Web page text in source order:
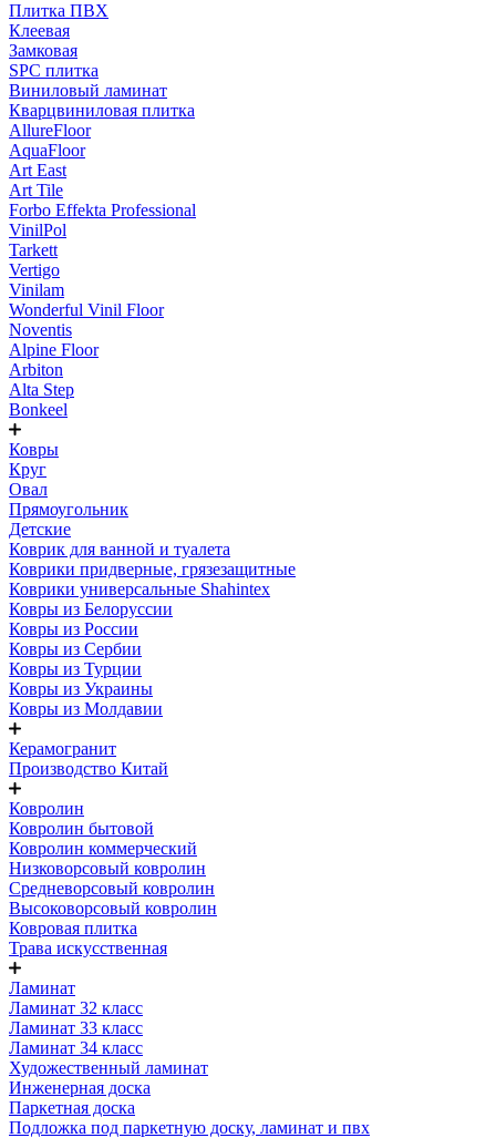
Плитка ПВХ
Клеевая
Замковая
SPC плитка
Виниловый ламинат
Кварцвиниловая плитка
AllureFloor
AquaFloor
Art East
Art Tile
Forbo Effekta Professional
VinilPol
Tarkett
Vertigo
Vinilam
Wonderful Vinil Floor
Noventis
Alpine Floor
Arbiton
Alta Step
Bonkeel
Ковры
Круг
Овал
Прямоугольник
Детские
Коврик для ванной и туалета
Коврики придверные, грязезащитные
Коврики универсальные Shahintex
Ковры из Белоруссии
Ковры из России
Ковры из Сербии
Ковры из Турции
Ковры из Украины
Ковры из Молдавии
Керамогранит
Производство Китай
Ковролин
Ковролин бытовой
Ковролин коммерческий
Низковорсовый ковролин
Средневорсовый ковролин
Высоковорсовый ковролин
Ковровая плитка
Трава искусственная
Ламинат
Ламинат 32 класс
Ламинат 33 класс
Ламинат 34 класс
Художественный ламинат
Инженерная доска
Паркетная доска
Подложка под паркетную доску, ламинат и пвх